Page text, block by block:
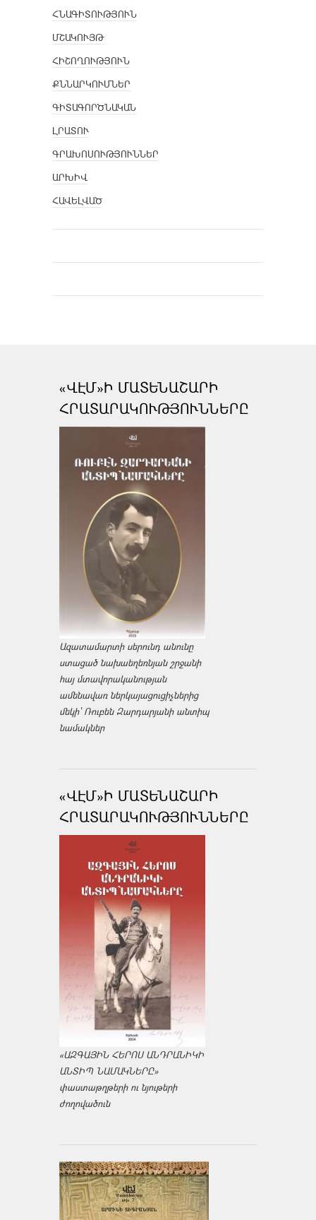
ՀՆԱԳԻՏՈՒԹՅՈՒՆ
ՄՇԱԿՈՒՅԹ
ՀԻՇՈՂՈՒԹՅՈՒՆ
ՔՆՆԱՐԿՈՒՄՆԵՐ
ԳԻՏԱԳՈՐԾՆԱԿԱՆ
ԼՐԱՏՈՒ
ԳՐԱԽՈՍՈՒԹՅՈՒՆՆԵՐ
ԱՐԽԻՎ
ՀԱՎԵԼՎԱԾ
«ՎԷՄ»Ի ՄԱՏԵՆԱՇԱՐԻ
ՀՐԱՏԱՐԱԿՈՒԹՅՈՒՆՆԵՐԸ
Ազատամարտի սերունդ անունը
ստացած նախաեղեռնյան շրջանի
հայ մտավորականության
ամենավառ ներկայացուցիչներից
մեկի՝ Ռուբեն Զարդարյանի անտիպ
նամակներ
«ՎԷՄ»Ի ՄԱՏԵՆԱՇԱՐԻ
ՀՐԱՏԱՐԱԿՈՒԹՅՈՒՆՆԵՐԸ
«ԱԶԳԱՅԻՆ ՀԵՐՈՍ ԱՆԴՐԱՆԻԿԻ
ԱՆՏԻՊ ՆԱՄԱԿՆԵՐԸ»
փաստաթղթերի ու նյութերի
ժողովածուն